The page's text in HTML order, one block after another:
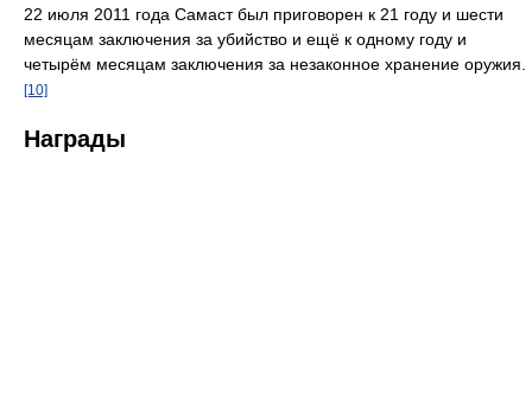
22 июля 2011 года Самаст был приговорен к 21 году и шести
месяцам заключения за убийство и ещё к одному году и
четырём месяцам заключения за незаконное хранение оружия.
[10]
Награды